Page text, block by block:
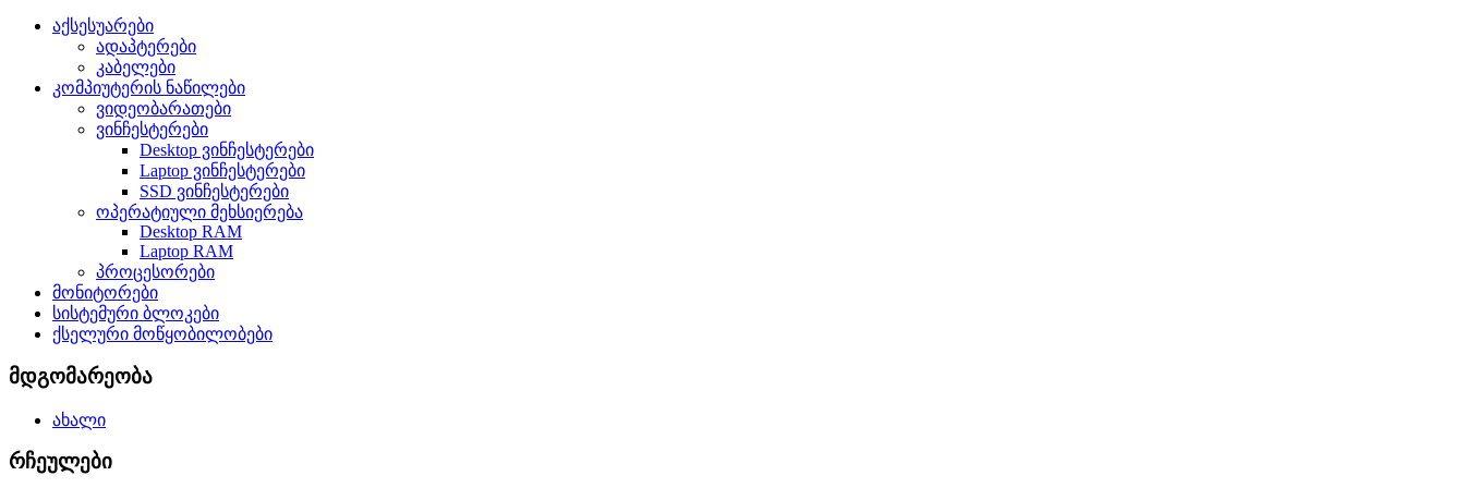
აქსესუარები
ადაპტერები
კაბელები
კომპიუტერის ნაწილები
ვიდეობარათები
ვინჩესტერები
Desktop ვინჩესტერები
Laptop ვინჩესტერები
SSD ვინჩესტერები
ოპერატიული მეხსიერება
Desktop RAM
Laptop RAM
პროცესორები
მონიტორები
სისტემური ბლოკები
ქსელური მოწყობილობები
მდგომარეობა
ახალი
რჩეულები